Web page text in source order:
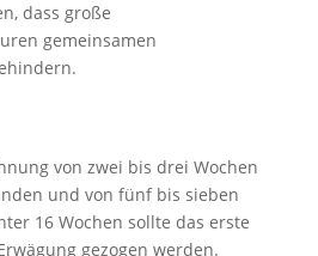
dass große
gemeinsamen
von zwei bis drei Wochen
und von fünf bis sieben
16 Wochen sollte das erste
gezogen werden.